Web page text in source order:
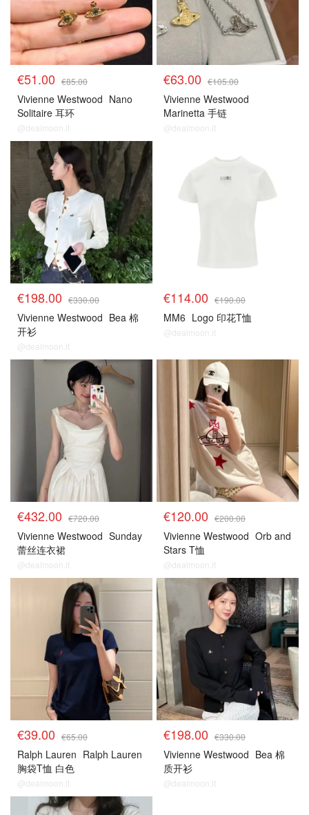
€51.00 €85.00
Vivienne Westwood Nano
Solitaire 耳环
@dealmoon.it
€63.00 €105.00
Vivienne Westwood
Marinetta 手链
@dealmoon.it
€198.00 €330.00
Vivienne Westwood Bea 棉
开衫
@dealmoon.it
€114.00 €190.00
MM6 Logo 印花T恤
@dealmoon.it
€432.00 €720.00
Vivienne Westwood Sunday
蕾丝连衣裙
@dealmoon.it
€120.00 €200.00
Vivienne Westwood Orb and
Stars T恤
@dealmoon.it
€39.00 €65.00
Ralph Lauren Ralph Lauren
胸袋T恤 白色
@dealmoon.it
€198.00 €330.00
Vivienne Westwood Bea 棉
质开衫
@dealmoon.it